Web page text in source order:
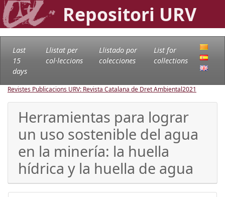
Repositori URV
Last
15
days
Llistat per
col·leccions
Llistado por
colecciones
List for
collections
Revistes Publicacions URV: Revista Catalana de Dret Ambiental2021
Herramientas para lograr
un uso sostenible del agua
en la minería: la huella
hídrica y la huella de agua